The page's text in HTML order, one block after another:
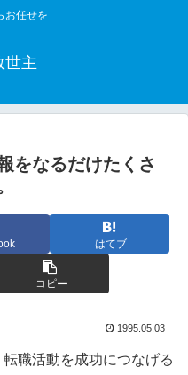
お任せを
世主
をなるだけたくさ
はてブ
コピー
1995.05.03
職活動を成功につなげる